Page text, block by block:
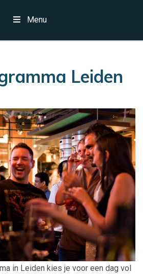
Menu
Leiden
in Leiden kies je voor een dag vol